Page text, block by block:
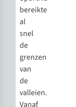
bereikte
al
snel
de
grenzen
van
de
valleien.
Vanaf